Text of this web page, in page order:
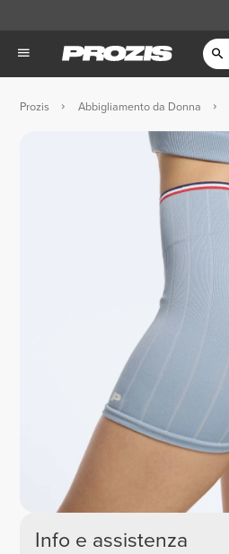
Prozis Abbigliamento da Donna
Info e assistenza